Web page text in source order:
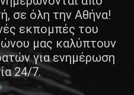
σε όλη την Αθήνα!
εκπομπές του
μας καλύπτουν
για ενημέρωση
24/7.